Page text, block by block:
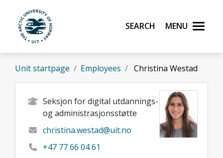
Skip to main content
UiT The Arctic University of Norway
Search Menu
Unit startpage Employees Christina Westad
Seksjon for digital utdannings-
og administrasjonsstøtte
christina.westad@uit.no
+47 77 66 04 61